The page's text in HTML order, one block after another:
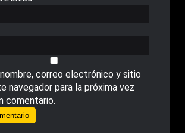
nombre, correo electrónico y sitio
navegador para la próxima vez
comentario.